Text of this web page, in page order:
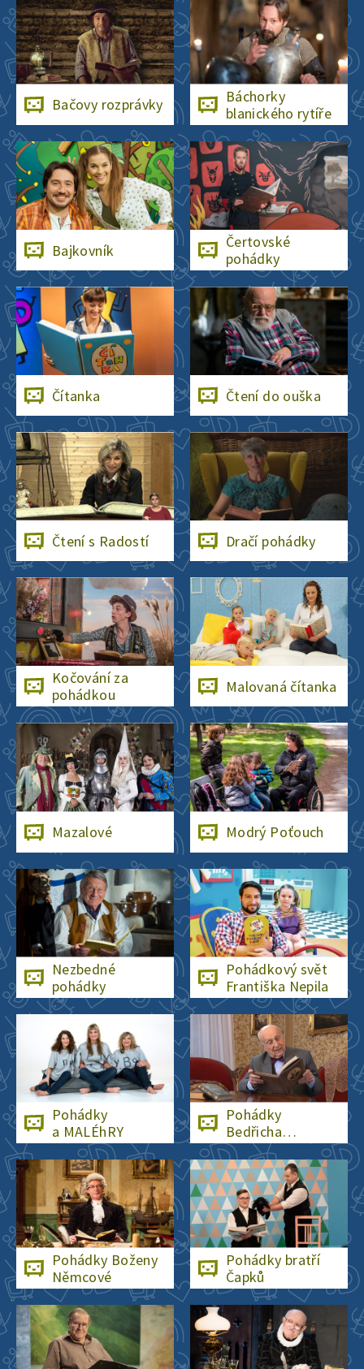
Bačovy rozprávky
Báchorky
blanického rytíře
Bajkovník
Čertovské
pohádky
Čítanka Čtení do ouška
Čtení s Radostí Dračí pohádky
Kočování za
pohádkou
Malovaná čítanka
Mazalové Modrý Poťouch
Nezbedné
pohádky
Pohádkový svět
Františka Nepila
Pohádky
a MALÉhRY
Pohádky
Bedřicha
Smetany
Pohádky Boženy
Němcové
Pohádky bratří
Čapků